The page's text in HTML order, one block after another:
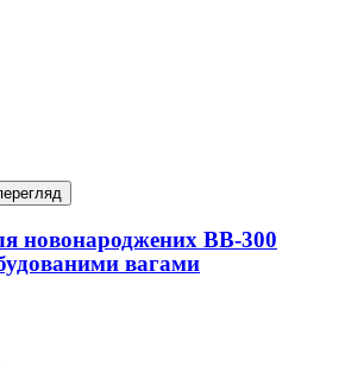
новонароджених BB-300
вагами